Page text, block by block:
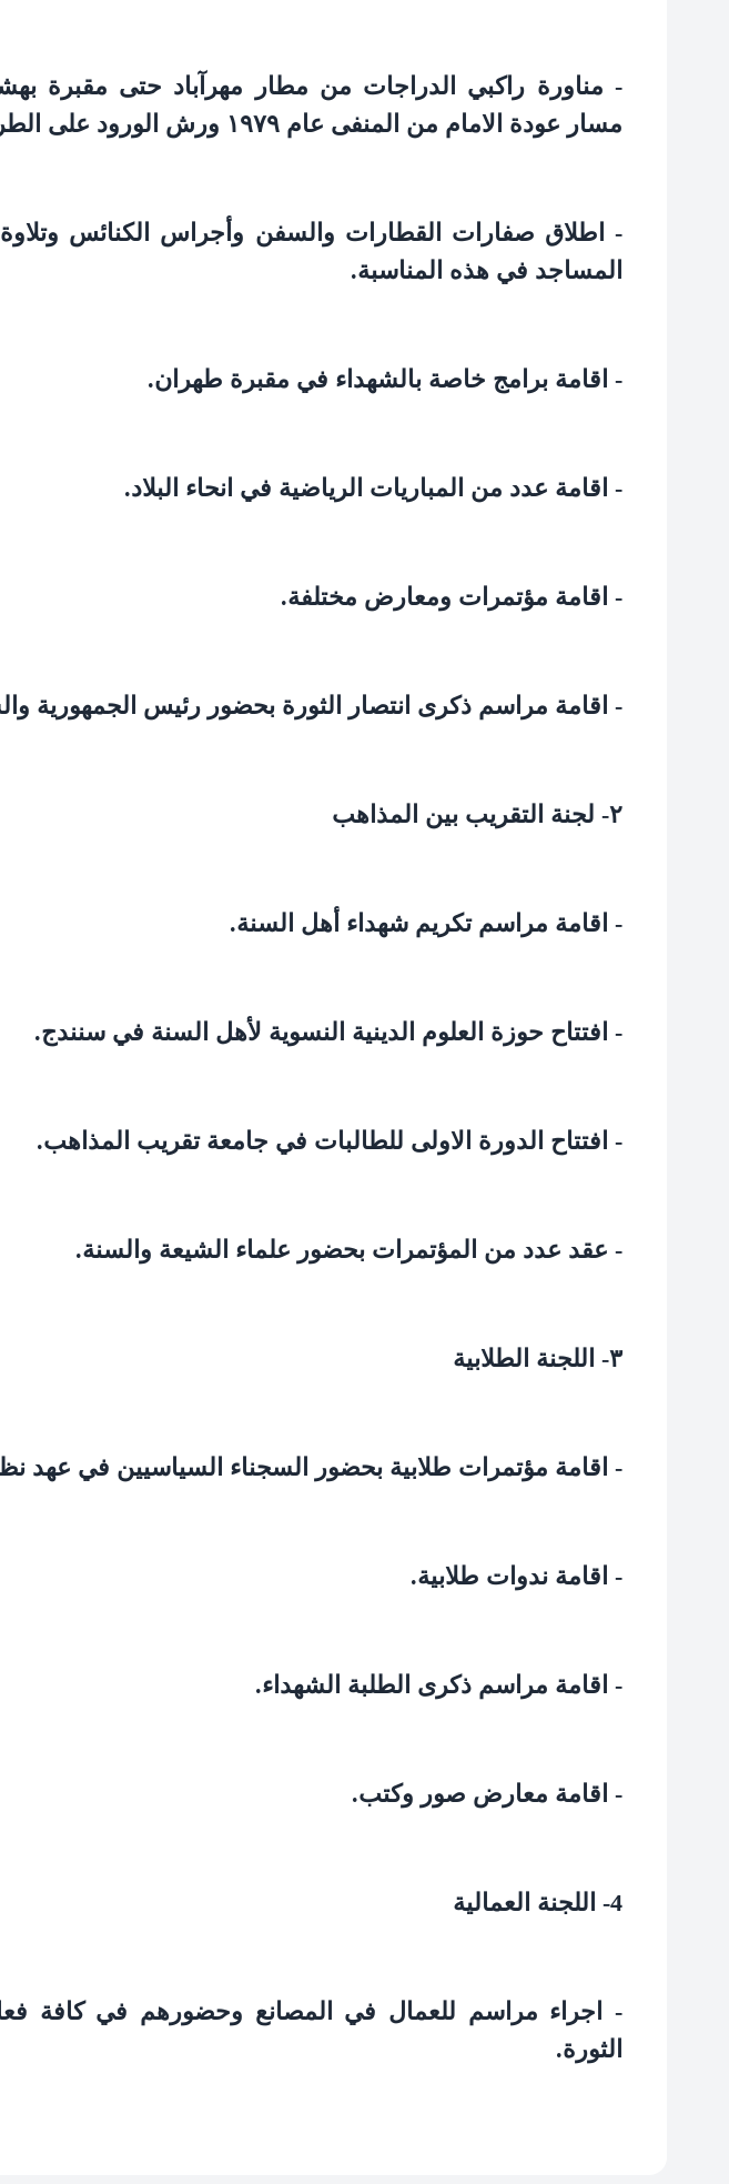
- مناورة راكبي الدراجات من مطار مهرآباد حتى مقبرة
مسار عودة الامام من المنفى عام ۱۹۷۹ ورش الورود على
- اطلاق صفارات القطارات والسفن وأجراس الكنائس
المساجد في هذه المناسبة.
- اقامة برامج خاصة بالشهداء في مقبرة طهران.
- اقامة عدد من المباريات الرياضية في انحاء البلاد.
- اقامة مؤتمرات ومعارض مختلفة.
- اقامة مراسم ذكرى انتصار الثورة بحضور رئيس الجمهورية
۲- لجنة التقريب بين المذاهب
- اقامة مراسم تكريم شهداء أهل السنة.
- افتتاح حوزة العلوم الدينية النسوية لأهل السنة في سنندج.
- افتتاح الدورة الاولى للطالبات في جامعة تقريب المذاهب.
- عقد عدد من المؤتمرات بحضور علماء الشيعة والسنة.
۳- اللجنة الطلابية
- اقامة مؤتمرات طلابية بحضور السجناء السياسيين في عهد
- اقامة ندوات طلابية.
- اقامة مراسم ذكرى الطلبة الشهداء.
- اقامة معارض صور وكتب.
4- اللجنة العمالية
- اجراء مراسم للعمال في المصانع وحضورهم في كافة
الثورة.